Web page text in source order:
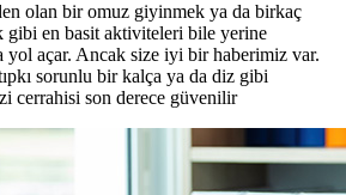
olan bir omuz giyinmek ya da birkaç
gibi en basit aktiviteleri bile yerine
yol açar. Ancak size iyi bir haberimiz var.
sorunlu bir kalça ya da diz gibi
cerrahisi son derece güvenilir